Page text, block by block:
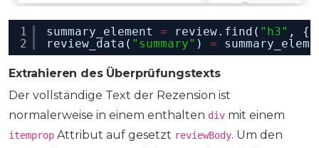
1
2
summary_element = review.find( "h3" , {
review_data( "summary" ) =
Extrahieren des Überprüfungstexts
Der vollständige Text der Rezension ist
normalerweise in einem enthalten div mit einem
itemprop Attribut auf gesetzt reviewBody. Um den